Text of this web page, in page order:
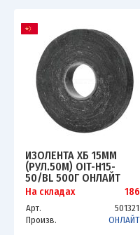
ИЗОЛЕНТА ХБ 15ММ
(РУЛ.50М) OIT-H15-
50/BL 500Г ОНЛАЙТ
61952
На складах 186
Арт.
501321
Произв.
ОНЛАЙТ